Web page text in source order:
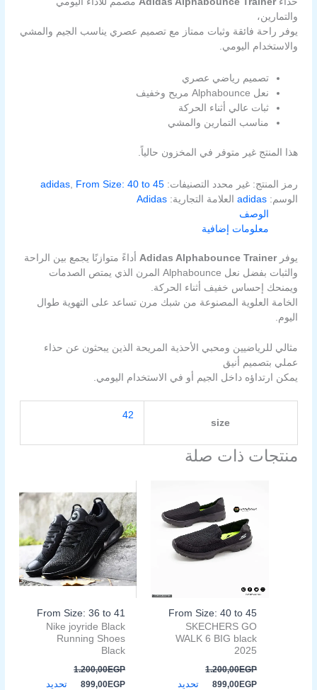
والتمارين،
يوفر راحة فائقة وثبات ممتاز مع تصميم عصري يناسب الجيم والمشي
والاستخدام اليومي.
تصميم رياضي عصري
نعل Alphabounce مريح وخفيف
ثبات عالي أثناء الحركة
مناسب التمارين والمشي
هذا المنتج غير متوفر في المخزون حالياً.
رمز المنتج:غير محدد التصنيفات: adidas, From Size: 40 to 45
الوسم:adidas العلامة التجارية:Adidas
الوصف
معلومات إضافية
يوفرAdidas Alphabounce Trainer أداءً متوازنًا يجمع بين الراحة
والثبات بفضل نعل Alphabounce المرن الذي يمتص الصدمات
ويمنحك إحساس خفيف أثناء الحركة.
الخامة العلوية المصنوعة من شبك مرن تساعد على التهوية طوال
اليوم.
مثالي للرياضيين ومحبي الأحذية المريحة الذين يبحثون عن حذاء
عملي بتصميم أنيق
يمكن ارتداؤه داخل الجيم أو في الاستخدام اليومي.
size
42
منتجات ذات صلة
From Size: 40 to 45
SKECHERS GO
WALK 6 BIG black
2025
1.200,00EGP
هو:
1.200,00EGP.
899,00EGP
هو:
899,00EGP.
تحديد
العديد
من
الأشكال
المختلفة
لهذا
الخيارات
على
From Size: 36 to 41
Nike joyride Black
Running Shoes
Black
1.200,00EGP
الأصلي
هو:
1.200,00EGP.
899,00EGP
الحالي
هو:
899,00EGP.
تحديد
العديد
من
الأشكال
المختلفة
لهذا
المنتج.
الخيارات
على